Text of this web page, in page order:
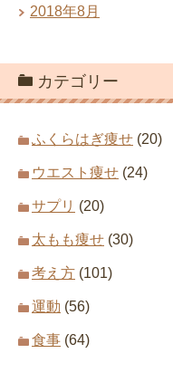
2018年8月
カテゴリー
ふくらはぎ痩せ (20)
ウエスト痩せ (24)
サプリ (20)
太もも痩せ (30)
考え方 (101)
運動 (56)
食事 (64)